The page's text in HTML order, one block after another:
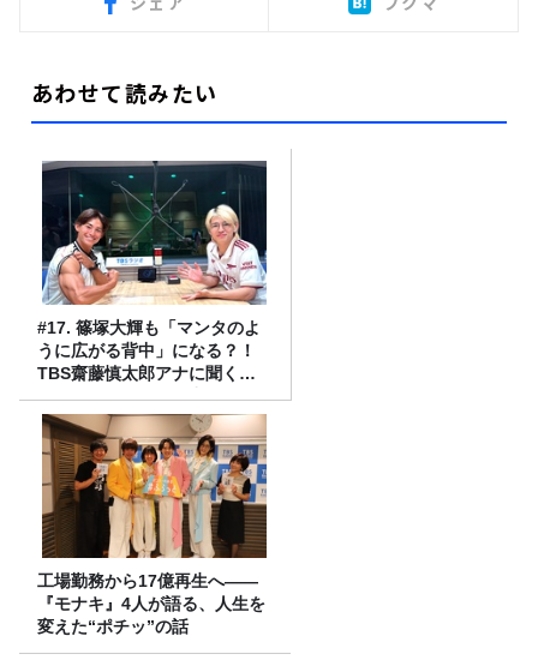
あわせて読みたい
#17. 篠塚大輝も「マンタのよ
うに広がる背中」になる？！
TBS齋藤慎太郎アナに聞くメ
ンズフィジークの魅力！！
工場勤務から17億再生へ——
『モナキ』4人が語る、人生を
変えた“ポチッ”の話